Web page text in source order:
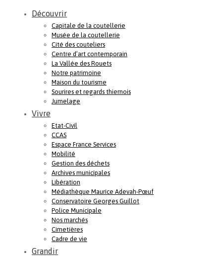
Découvrir
Capitale de la coutellerie
Musée de la coutellerie
Cité des couteliers
Centre d’art contemporain
La Vallée des Rouets
Notre patrimoine
Maison du tourisme
Sourires et regards thiernois
Jumelage
Vivre
Etat-Civil
CCAS
Espace France Services
Mobilité
Gestion des déchets
Archives municipales
Libération
Médiathèque Maurice Adevah-Pœuf
Conservatoire Georges Guillot
Police Municipale
Nos marchés
Cimetières
Cadre de vie
Grandir